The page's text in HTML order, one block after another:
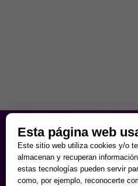
de Lunes
9:30 -
10:00 - 14:00 y
Domingos
Esta página web
Este sitio web utiliza cookies y/o
almacenan y recuperan
estas tecnologías pueden servir
como, por ejemplo, reconocerte